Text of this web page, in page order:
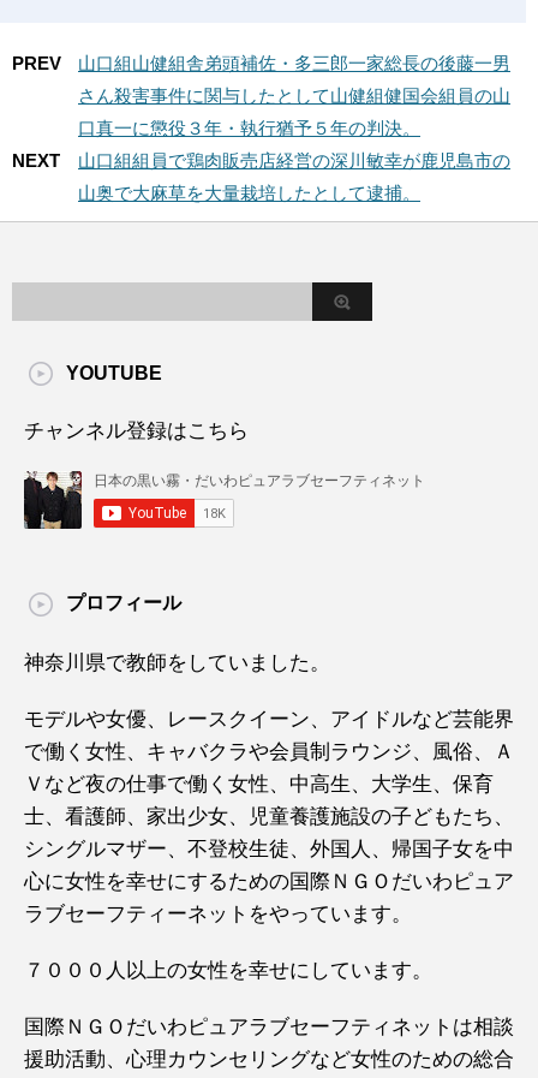
PREV
山口組山健組舎弟頭補佐・多三郎一家総長の後藤一男
さん殺害事件に関与したとして山健組健国会組員の山
口真一に懲役３年・執行猶予５年の判決。
NEXT
山口組組員で鶏肉販売店経営の深川敏幸が鹿児島市の
山奥で大麻草を大量栽培したとして逮捕。
YOUTUBE
チャンネル登録はこちら
プロフィール
神奈川県で教師をしていました。
モデルや女優、レースクイーン、アイドルなど芸能界
で働く女性、キャバクラや会員制ラウンジ、風俗、Ａ
Ｖなど夜の仕事で働く女性、中高生、大学生、保育
士、看護師、家出少女、児童養護施設の子どもたち、
シングルマザー、不登校生徒、外国人、帰国子女を中
心に女性を幸せにするための国際ＮＧＯだいわピュア
ラブセーフティーネットをやっています。
７０００人以上の女性を幸せにしています。
国際ＮＧＯだいわピュアラブセーフティネットは相談
援助活動、心理カウンセリングなど女性のための総合